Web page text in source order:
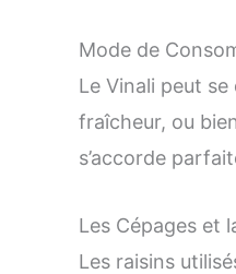
Mode de
Le Vinali peut
fraîcheur, ou
s’accorde
Les Cépages et
Les raisins